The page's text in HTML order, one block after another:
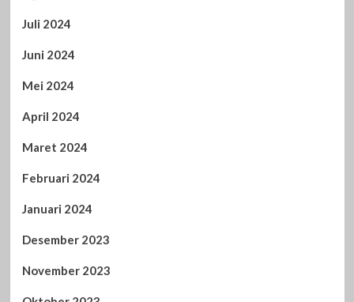
Juli 2024
Juni 2024
Mei 2024
April 2024
Maret 2024
Februari 2024
Januari 2024
Desember 2023
November 2023